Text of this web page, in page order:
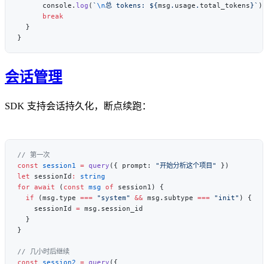
      console.
log ( ` \n总 tokens: ${msg . usage . total_tokens}`
会话管理
SDK 支持会话持久化，断点续跑：
const session1 = query ({ prompt: "开始分析这个项目"
let sessionId :
for await ( const msg of
  if
(msg.type === "system" && msg.subtype === "init"
    sessionId
=
const session2 = query